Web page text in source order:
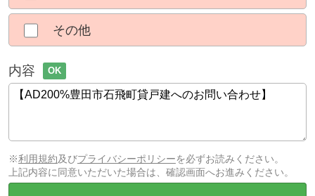
その他
内容 OK
※利用規約及びプライバシーポリシーを必ずお読みください。
上記内容に同意いただいた場合は、確認画面へお進みください。